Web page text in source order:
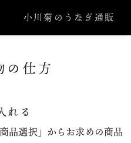
小川菊のうなぎ通販
の仕方
れる
品選択」からお求めの商品